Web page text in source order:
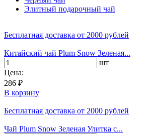
Элитный подарочный чай
Бесплатная доставка от 2000 рублей
Китайский чай Plum Snow Зеленая...
шт
Цена:
286 ₽
В корзину
Бесплатная доставка от 2000 рублей
Чай Plum Snow Зеленая Улитка с...